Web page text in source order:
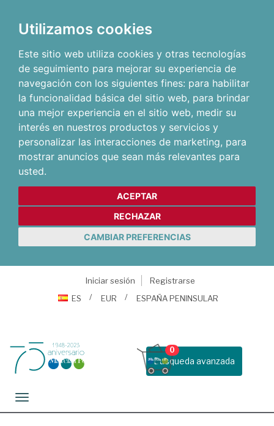
Utilizamos cookies
Este sitio web utiliza cookies y otras tecnologías
de seguimiento para mejorar su experiencia de
navegación con los siguientes fines: para habilitar
la funcionalidad básica del sitio web, para brindar
una mejor experiencia en el sitio web, medir su
interés en nuestros productos y servicios y
personalizar las interacciones de marketing, para
mostrar anuncios que sean más relevantes para
usted.
ACEPTAR
RECHAZAR
CAMBIAR PREFERENCIAS
Iniciar sesión
Registrarse
ES
EUR ESPAÑA PENINSULAR
Busqueda avanzada
0
Toggle navigation